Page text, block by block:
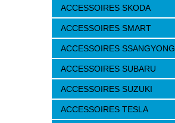
ACCESSOIRES SKODA
ACCESSOIRES SMART
ACCESSOIRES SSANGYONG
ACCESSOIRES SUBARU
ACCESSOIRES SUZUKI
ACCESSOIRES TESLA